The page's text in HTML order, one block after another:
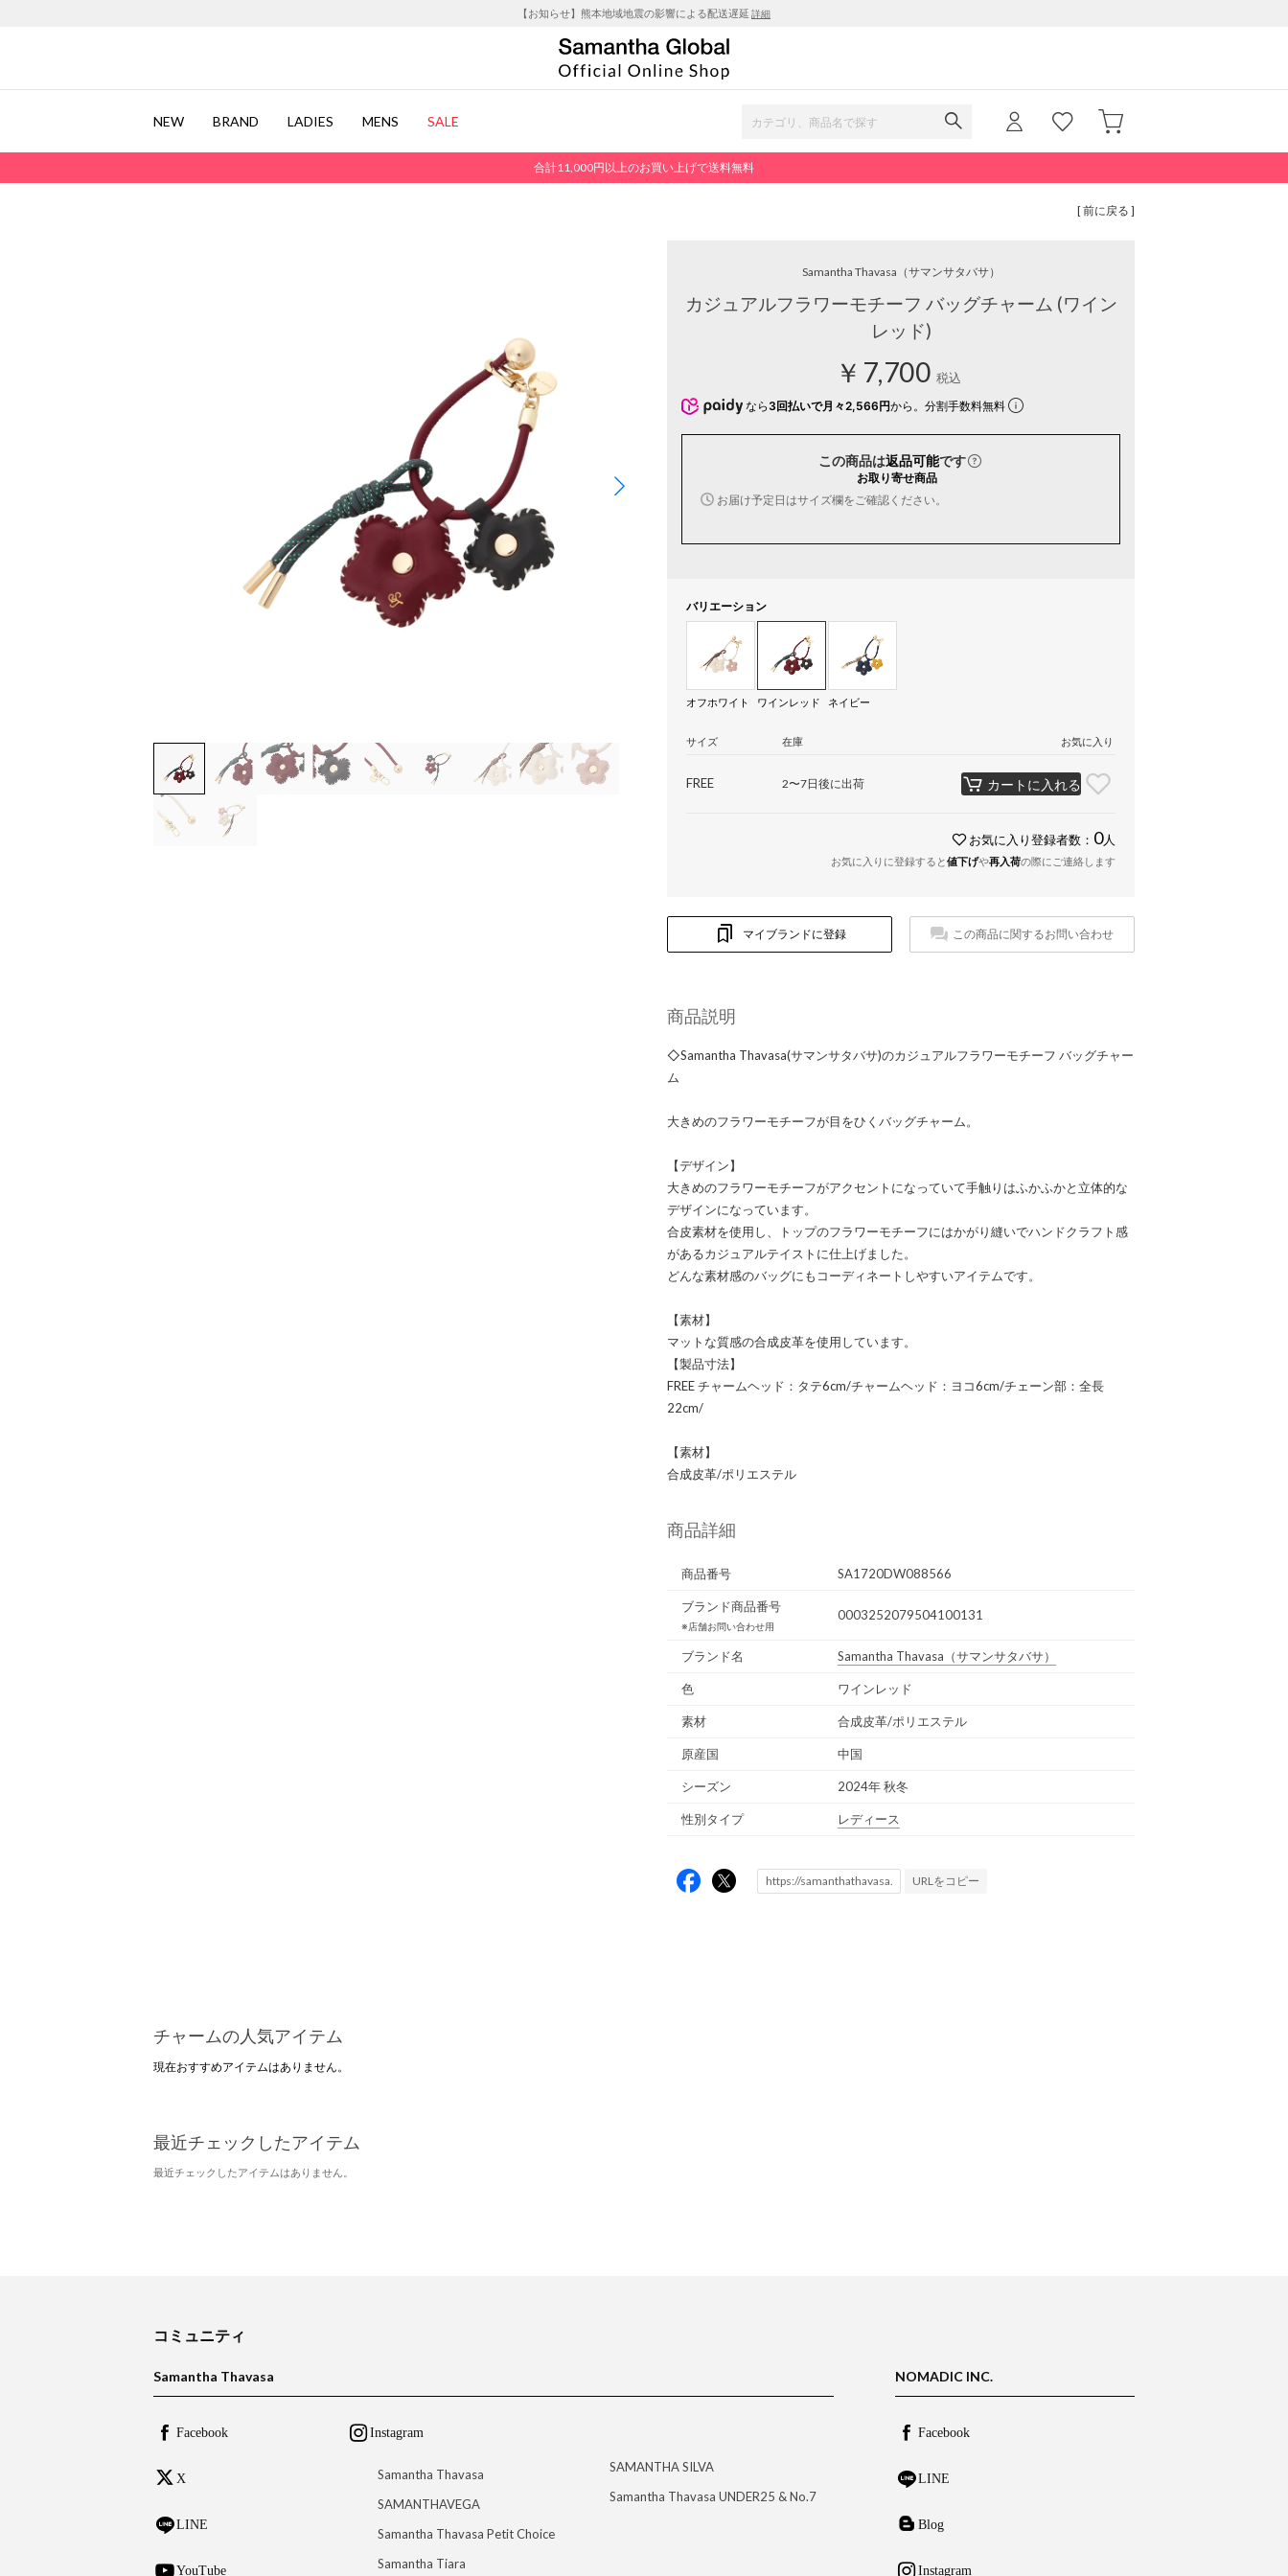
【お知らせ】熊本地域地震の影響による配送遅延 詳細
NEW BRAND LADIES MENS SALE
合計11,000円以上のお買い上げで送料無料
[ 前に戻る ]
Samantha Thavasa （サマンサタバサ）
カジュアルフラワーモチーフ バッグチャーム (ワイン
レッド)
￥7,700 税込
なら 3回払いで月々2,566円から。分割手数料無料
この商品は返品可能です
お取り寄せ商品
お届け予定日はサイズ欄をご確認ください。
バリエーション
オフホワイト ワインレッド ネイビー
サイズ 在庫 お気に入り
FREE 2〜7日後に出荷 カートに入れる
お気に入り登録者数： 0人
お気に入りに登録すると値下げや再入荷の際にご連絡します
マイブランドに登録 この商品に関するお問い合わせ
商品説明
◇Samantha Thavasa(サマンサタバサ)のカジュアルフラワーモチーフ バッグチャー
ム
大きめのフラワーモチーフが目をひくバッグチャーム。
【デザイン】
大きめのフラワーモチーフがアクセントになっていて手触りはふかふかと立体的な
デザインになっています。
合皮素材を使用し、トップのフラワーモチーフにはかがり縫いでハンドクラフト感
があるカジュアルテイストに仕上げました。
どんな素材感のバッグにもコーディネートしやすいアイテムです。
【素材】
マットな質感の合成皮革を使用しています。
【製品寸法】
FREE チャームヘッド：タテ6cm/チャームヘッド：ヨコ6cm/チェーン部：全長
22cm/
【素材】
合成皮革/ポリエステル
商品詳細
商品番号 SA1720DW088566
ブランド商品番号
※店舗お問い合わせ用
0003252079504100131
ブランド名 Samantha Thavasa （サマンサタバサ）
色 ワインレッド
素材 合成皮革/ポリエステル
原産国 中国
シーズン 2024年 秋冬
性別タイプ レディース
URLをコピー
チャームの人気アイテム
現在おすすめアイテムはありません。
最近チェックしたアイテム
最近チェックしたアイテムはありません。
コミュニティ
Samantha Thavasa
Facebook
X
LINE
YouTube
Instagram
Samantha Thavasa
SAMANTHAVEGA
Samantha Thavasa Petit Choice
Samantha Tiara
SAMANTHA SILVA
Samantha Thavasa UNDER25 & No.7
NOMADIC INC.
Facebook
LINE
Blog
Instagram